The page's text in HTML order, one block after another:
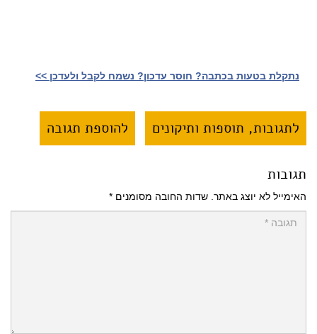
נתקלת בטעות בכתבה? חוסר עדכון? נשמח לקבל ולעדכן >>‎
לתגובות, תוספות ותיקונים להוספת תגובה
תגובות
האימייל לא יוצג באתר. שדות החובה מסומנים *